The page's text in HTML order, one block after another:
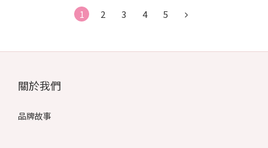
1 2 3 4 5
關於我們
品牌故事